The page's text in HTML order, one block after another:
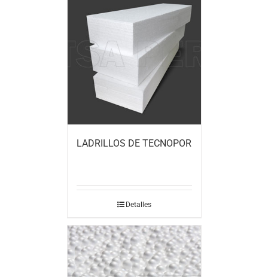
LADRILLOS DE TECNOPOR
Detalles